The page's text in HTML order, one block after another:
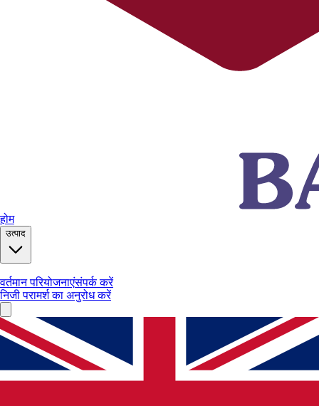
होम
उत्पाद
वर्तमान परियोजनाएंसंपर्क करें
निजी परामर्श का अनुरोध करें